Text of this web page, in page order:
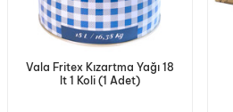
Vala Fritex Kızartma Yağı 18
lt 1 Koli (1 Adet)